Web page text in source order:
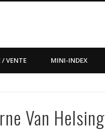
/ VENTE MINI-INDEX
Van Helsing